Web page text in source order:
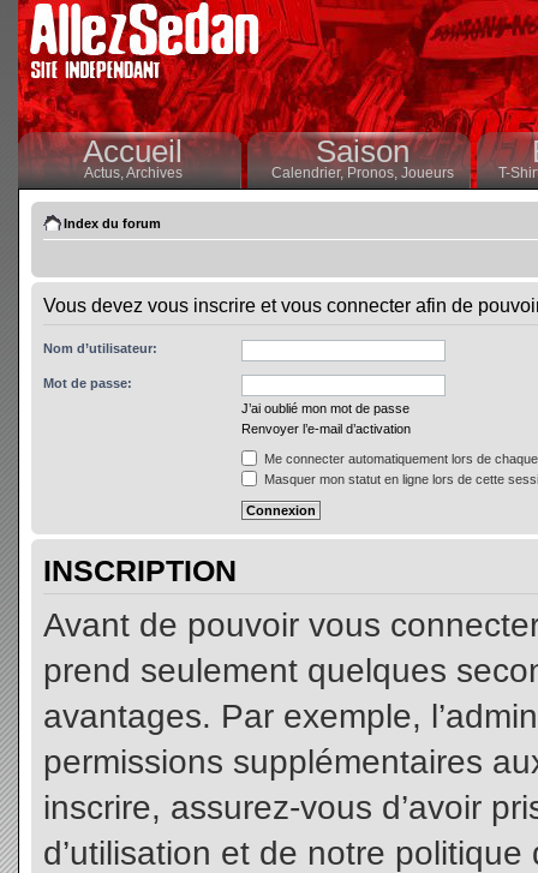
Accueil
Actus,Archives
Saison
Calendrier,Pronos, Joueurs T-
Index du forum
Vous devez vous inscrire et vous connecter afin de
Nom d’utilisateur:
Mot de passe:
J’ai oublié mon mot de passe
Renvoyer l’e-mail d’activation
Me connecter automatiquement lors de
Masquer mon statut en ligne lors de cette
INSCRIPTION
Avant de pouvoir vous
prend seulement quelques
avantages. Par exemple,
permissions supplémentaires
inscrire, assurez-vous d’avoir
d’utilisation et de notre